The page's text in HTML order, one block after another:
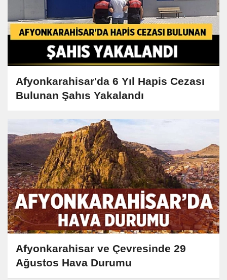
Afyonkarahisar'da 6 Yıl Hapis Cezası
Bulunan Şahıs Yakalandı
Afyonkarahisar ve Çevresinde 29
Ağustos Hava Durumu